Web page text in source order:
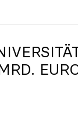
Wichtige